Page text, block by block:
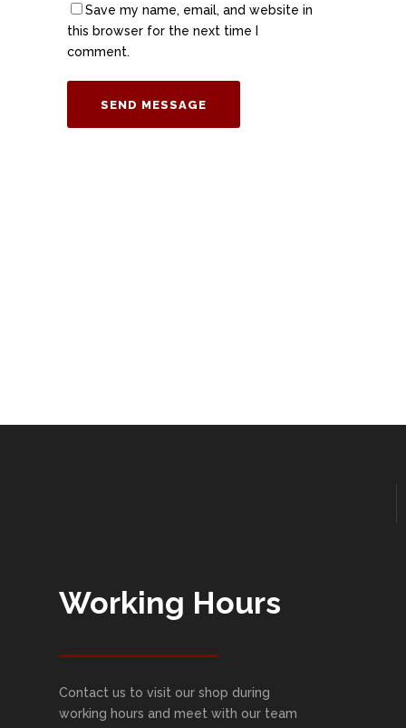
Save my name, email, and website in
this browser for the next time I
comment.
Working Hours
Contact us to visit our shop during
working hours and meet with our team